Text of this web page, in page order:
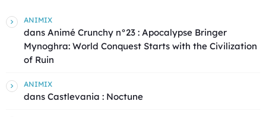
ANIMIX
dans Animé Crunchy n°23 : Apocalypse Bringer
Mynoghra: World Conquest Starts with the Civilization
of Ruin
ANIMIX
dans Castlevania : Noctune